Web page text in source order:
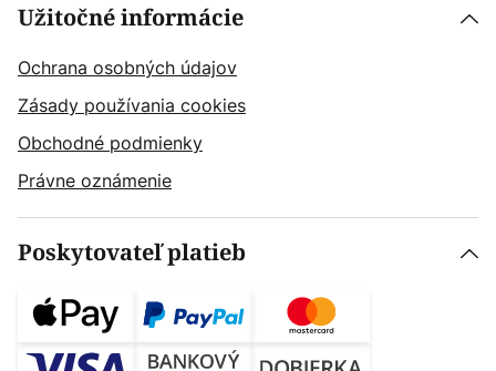
Užitočné informácie
Ochrana osobných údajov
Zásady používania cookies
Obchodné podmienky
Právne oznámenie
Poskytovateľ platieb